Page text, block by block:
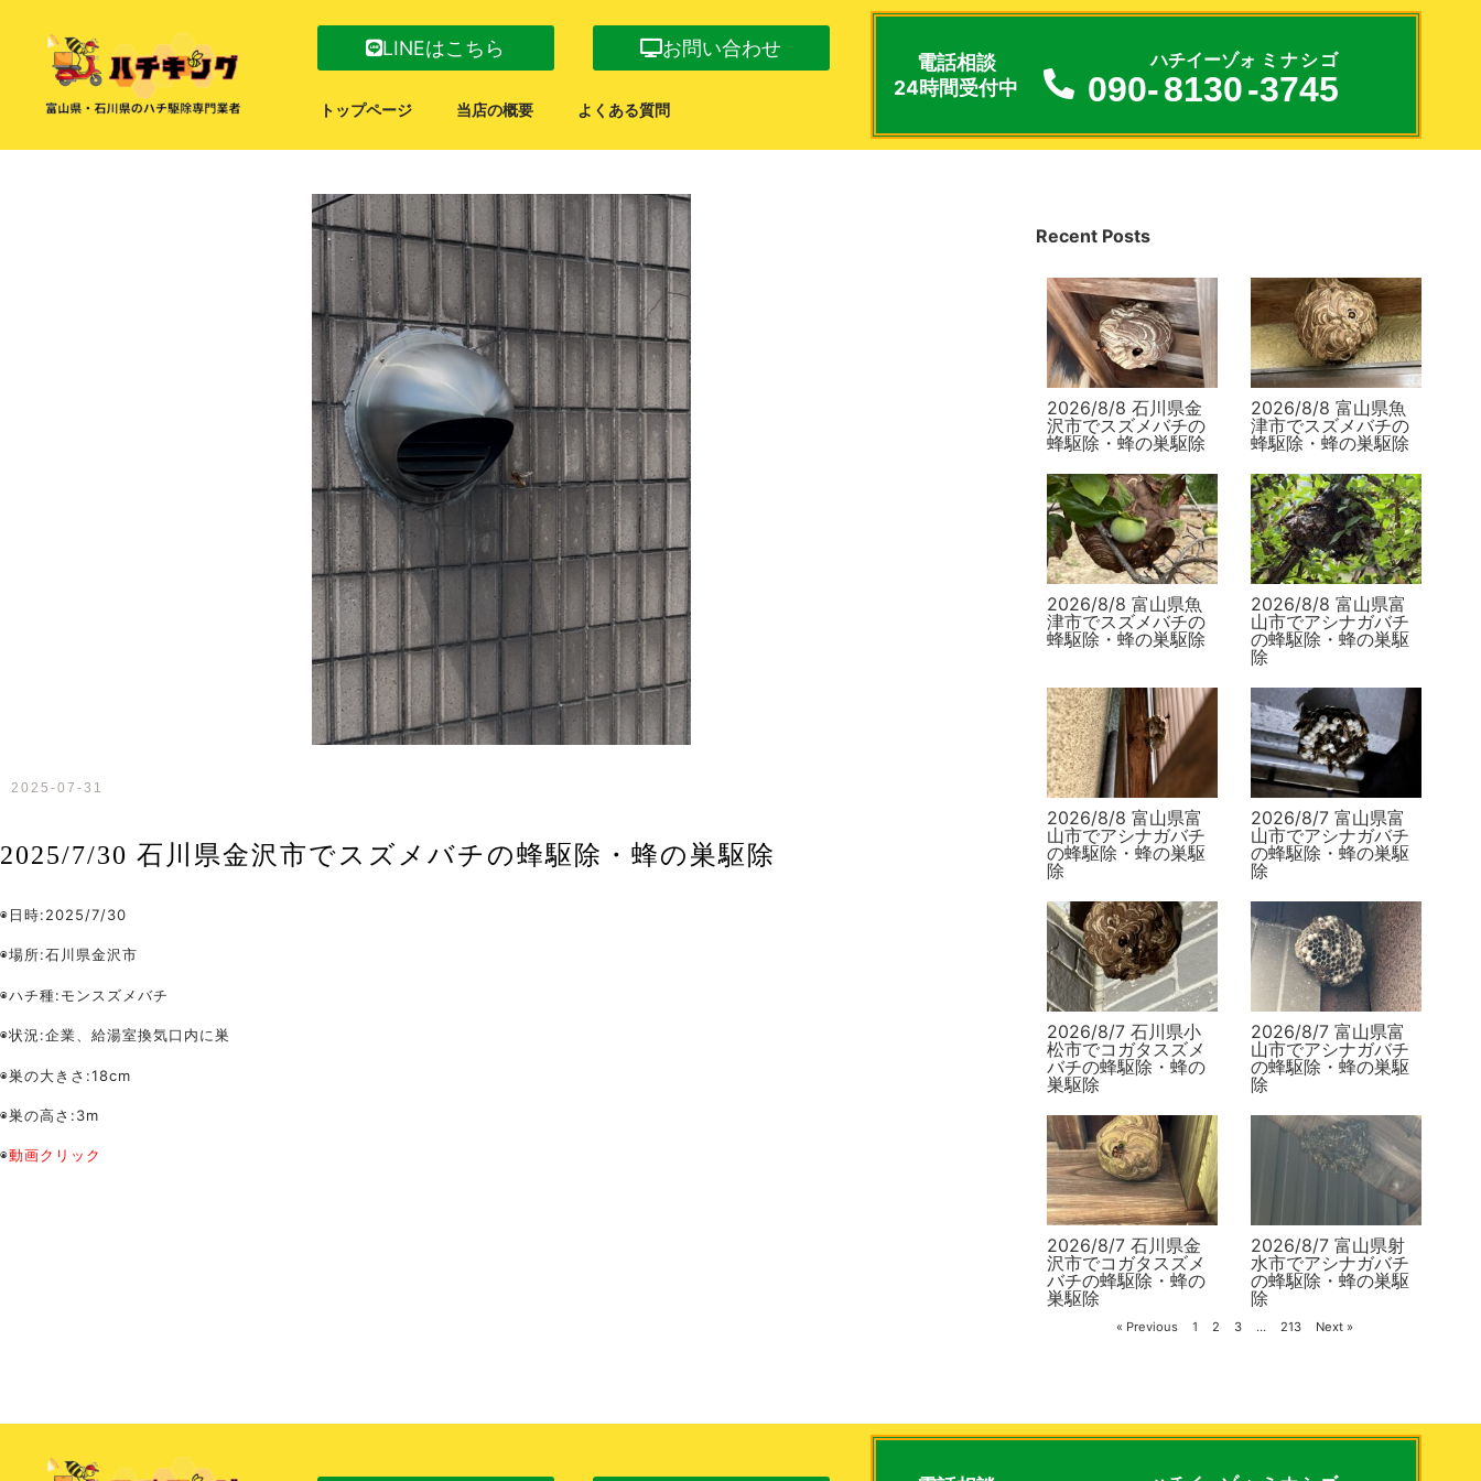
LINEはこちら お問い合わせ
トップページ 当店の概要 よくある質問
電話相談
24時間受付中
090-8130
ハチイーゾォ
-3745
ミナシゴ
2025-07-31
2025/7/30 石川県金沢市でスズメバチの蜂駆除・蜂の巣駆除
◉日時:2025/7/30
◉場所:石川県金沢市
◉ハチ種:モンスズメバチ
◉状況:企業、給湯室換気口内に巣
◉巣の大きさ:18cm
◉巣の高さ:3m
◉動画クリック
Recent Posts
2026/8/8 石川県金
沢市でスズメバチの
蜂駆除・蜂の巣駆除
2026/8/8 富山県魚
津市でスズメバチの
蜂駆除・蜂の巣駆除
2026/8/8 富山県魚
津市でスズメバチの
蜂駆除・蜂の巣駆除
2026/8/8 富山県富
山市でアシナガバチ
の蜂駆除・蜂の巣駆
除
2026/8/8 富山県富
山市でアシナガバチ
の蜂駆除・蜂の巣駆
除
2026/8/7 富山県富
山市でアシナガバチ
の蜂駆除・蜂の巣駆
除
2026/8/7 石川県小
松市でコガタスズメ
バチの蜂駆除・蜂の
巣駆除
2026/8/7 富山県富
山市でアシナガバチ
の蜂駆除・蜂の巣駆
除
2026/8/7 石川県金
沢市でコガタスズメ
バチの蜂駆除・蜂の
巣駆除
2026/8/7 富山県射
水市でアシナガバチ
の蜂駆除・蜂の巣駆
除
« Previous 1 2 3 … 213 Next »